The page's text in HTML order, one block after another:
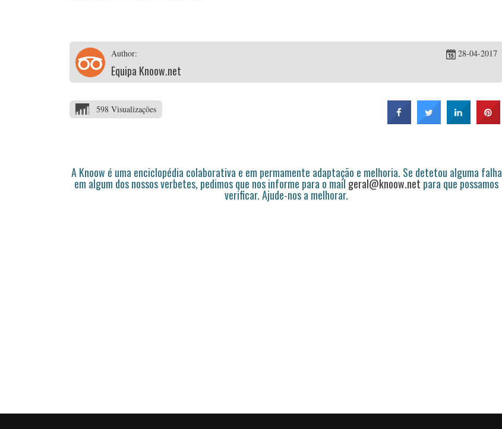
Author:
Equipa Knoow.net
28-04-2017
598 Visualizações
A Knoow é uma enciclopédia colaborativa e em permamente adaptação e melhoria. Se detetou alguma falha
em algum dos nossos verbetes, pedimos que nos informe para o mail geral@knoow.net para que possamos
verificar. Ajude-nos a melhorar.